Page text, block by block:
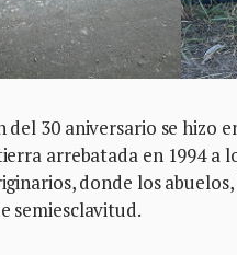
del 30 aniversario se hizo
arrebatada en 1994 a
donde los
semiesclavitud.